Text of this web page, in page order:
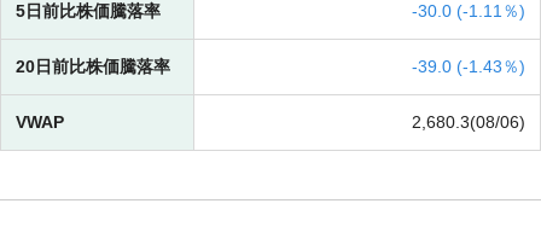
5日前比株価騰落率 -30.0 (-1.11％)
20日前比株価騰落率 -39.0 (-1.43％)
VWAP 2,680.3(08/06)